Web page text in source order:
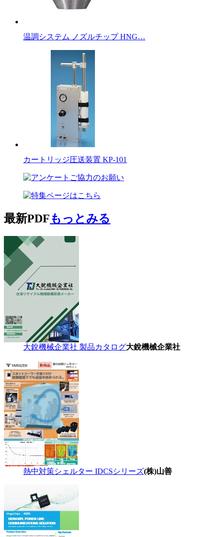
温調システム ノズルチップ HNG…
カートリッジ圧送装置 KP-101
最新PDFもっとみる
大銳機械企業社 製品カタログ大銳機械企業社
熱中対策シェルター IDCSシリーズ(株)山善